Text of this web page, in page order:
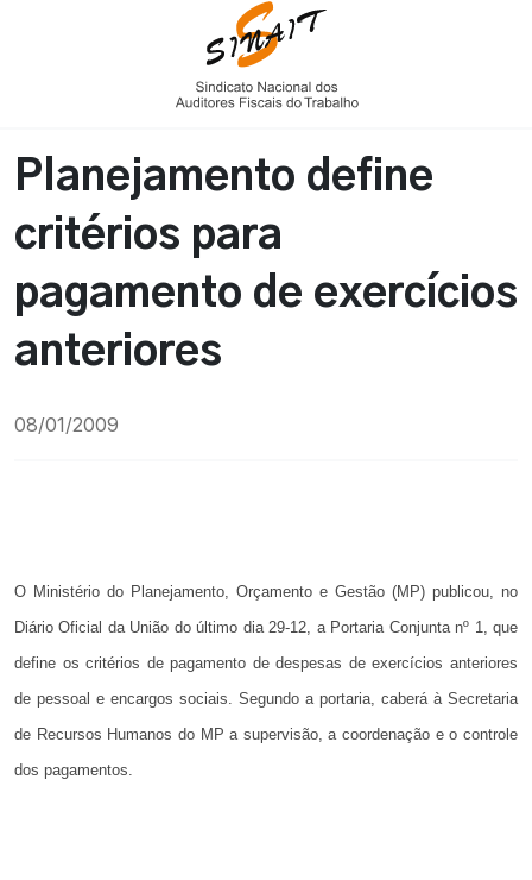
Planejamento define
critérios para
pagamento de exercícios
anteriores
08/01/2009
O Ministério do Planejamento, Orçamento e Gestão (MP) publicou, no
Diário Oficial da União do último dia 29-12, a Portaria Conjunta nº 1, que
define os critérios de pagamento de despesas de exercícios anteriores
de pessoal e encargos sociais. Segundo a portaria, caberá à Secretaria
de Recursos Humanos do MP a supervisão, a coordenação e o controle
dos pagamentos.